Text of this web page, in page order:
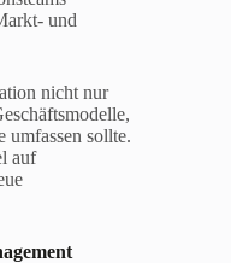
und
nicht nur
umfassen sollte.
auf